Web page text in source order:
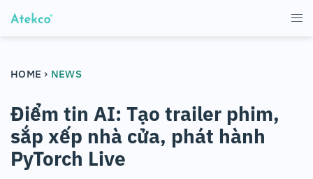
HOME › NEWS
Điểm tin AI: Tạo trailer phim,
sắp xếp nhà cửa, phát hành
PyTorch Live